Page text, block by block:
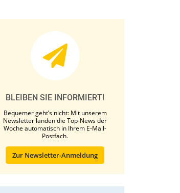
BLEIBEN SIE INFORMIERT!
Bequemer geht’s nicht: Mit unserem
Newsletter landen die Top-News der
Woche automatisch in Ihrem E-Mail-
Postfach.
Zur Newsletter-Anmeldung